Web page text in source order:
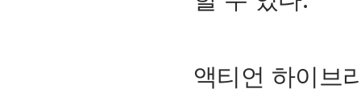
액티언 하이브